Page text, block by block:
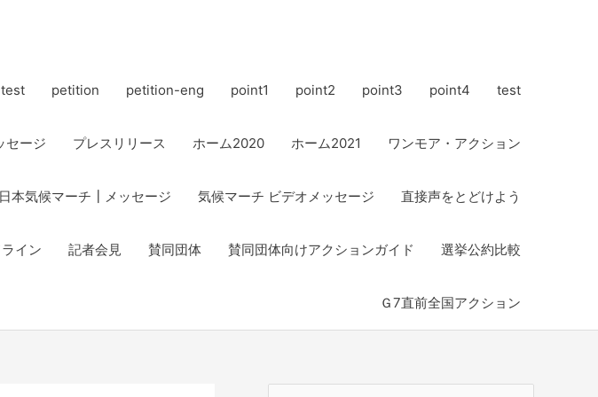
petition petition-eng point1 point2 point3 point4 test
セージ プレスリリース ホーム2020 ホーム2021 ワンモア・アクション
日本気候マーチ┃メッセージ 気候マーチ ビデオメッセージ 直接声をとどけよう
イン 記者会見 賛同団体 賛同団体向けアクションガイド 選挙公約比較
Ｇ7直前全国アクション